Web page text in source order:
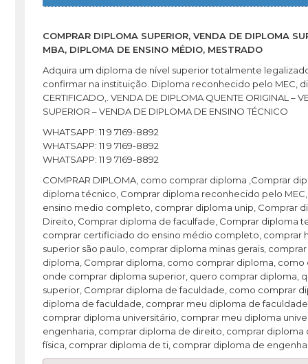
COMPRAR DIPLOMA SUPERIOR, VENDA DE DIPLOMA
MBA, DIPLOMA DE ENSINO MÉDIO, MESTRADO
Adquira um diploma de nível superior totalmente
confirmar na instituição. Diploma reconhecido pelo MEC,
CERTIFICADO,. VENDA DE DIPLOMA QUENTE ORIGINAL –
SUPERIOR – VENDA DE DIPLOMA DE ENSINO TÉCNICO
WHATSAPP: 11 9 7169-8892
WHATSAPP: 11 9 7169-8892
WHATSAPP: 11 9 7169-8892
COMPRAR DIPLOMA, como comprar diploma ,Comprar
diploma técnico, Comprar diploma reconhecido pelo
ensino medio completo, comprar diploma unip, Comprar
Direito, Comprar diploma de faculfade, Comprar diploma
comprar certificiado do ensino médio completo, comprar
superior são paulo, comprar diploma minas gerais,
diploma, Comprar diploma, como comprar diploma,
onde comprar diploma superior, quero comprar diploma,
superior, Comprar diploma de faculdade, como comprar
diploma de faculdade, comprar meu diploma de
comprar diploma universitário, comprar meu diploma
engenharia, comprar diploma de direito, comprar
física, comprar diploma de ti, comprar diploma de